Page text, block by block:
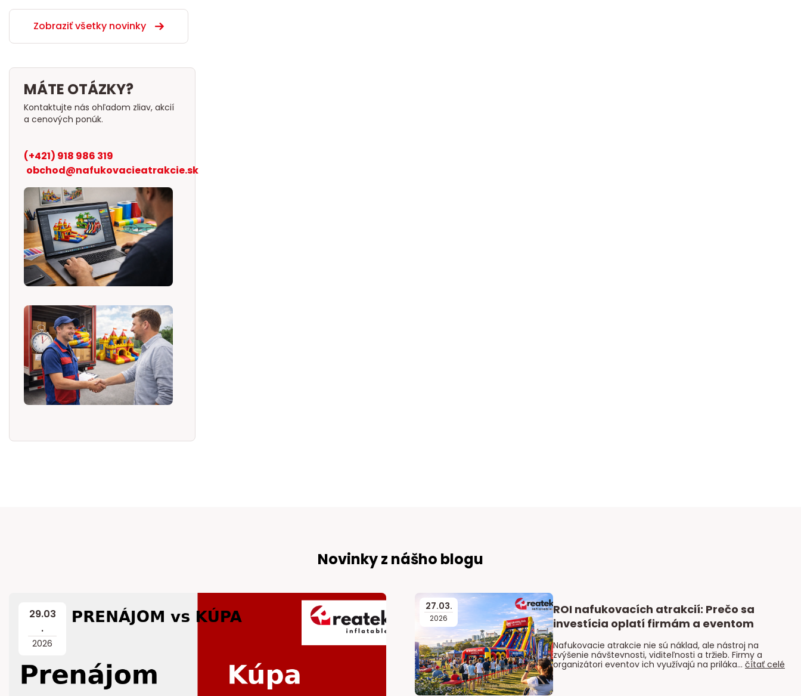
Zobraziť všetky novinky
MÁTE OTÁZKY?
Kontaktujte nás ohľadom zliav, akcií
a cenových ponúk.
(+421) 918 986 319
obchod@nafukovacieatrakcie.sk
Novinky z nášho blogu
29.03
.
2026
27.03.
2026
ROI nafukovacích atrakcií: Prečo sa
investícia oplatí firmám a eventom
Nafukovacie atrakcie nie sú náklad, ale nástroj na
zvýšenie návštevnosti, viditeľnosti a tržieb. Firmy a
organizátori eventov ich využívajú na priláka... čítať celé